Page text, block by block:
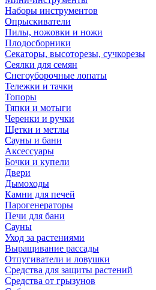
Наборы инструментов
Опрыскиватели
Пилы, ножовки и ножи
Плодосборники
Секаторы, высоторезы, сучкорезы
Сеялки для семян
Снегоуборочные лопаты
Тележки и тачки
Топоры
Тяпки и мотыги
Черенки и ручки
Щетки и метлы
Сауны и бани
Аксессуары
Бочки и купели
Двери
Дымоходы
Камни для печей
Парогенераторы
Печи для бани
Сауны
Уход за растениями
Выращивание рассады
Отпугиватели и ловушки
Средства для защиты растений
Средства от грызунов